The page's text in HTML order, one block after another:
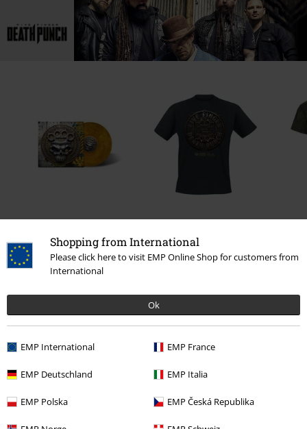
Shopping from International
Please click here to visit EMP Online Shop for customers from
International
Ok
EMP International EMP France
EMP Deutschland EMP Italia
EMP Polska EMP Česká Republika
Podeľte sa o váš názor "WashIt Away".
Napísať hodnotenie